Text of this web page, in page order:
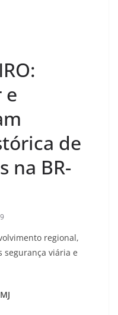
e
de
na BR-
regional,
segurança viária e